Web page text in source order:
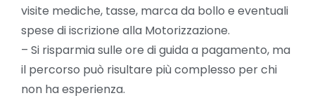
visite mediche, tasse, marca da bollo e eventuali
spese di iscrizione alla Motorizzazione.
– Si risparmia sulle ore di guida a pagamento, ma
il percorso può risultare più complesso per chi
non ha esperienza.